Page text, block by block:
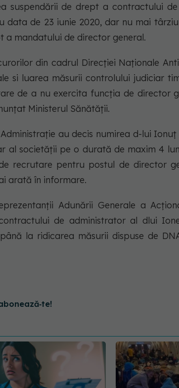
suspendării de drept a contractului
data de 23 iunie 2020, dar nu mai
a mandatului de director general.
din cadrul Direcției Naționale
si luarea măsurii controlului judiciar
de a nu exercita funcția de director
Ministerul Sănătății.
au decis numirea d-lui
al societății pe o durată de maxim 4
recrutare pentru postul de director
arată în informare.
Adunării Generale a
de administrator al dlui
la ridicarea măsurii dispuse de